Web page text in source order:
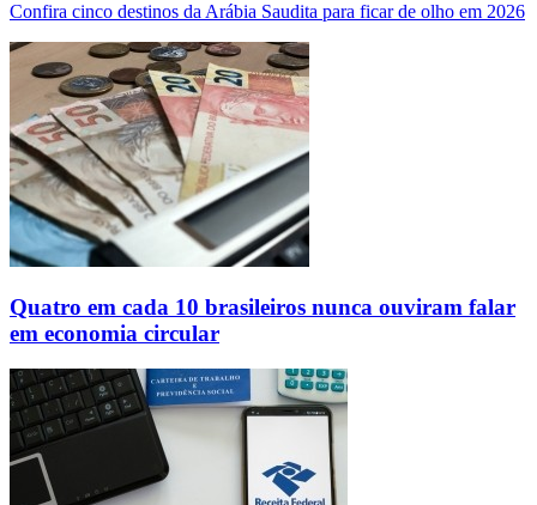
Confira cinco destinos da Arábia Saudita para ficar de olho em 2026
Quatro em cada 10 brasileiros nunca ouviram falar
em economia circular